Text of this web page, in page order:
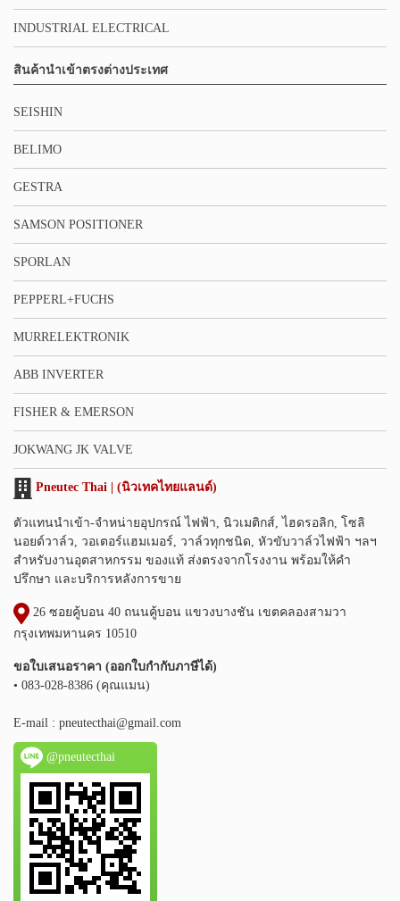
INDUSTRIAL ELECTRICAL
สินค้านำเข้าตรงต่างประเทศ
SEISHIN
BELIMO
GESTRA
SAMSON POSITIONER
SPORLAN
PEPPERL+FUCHS
MURRELEKTRONIK
ABB INVERTER
FISHER & EMERSON
JOKWANG JK VALVE
Pneutec Thai | (นิวเทคไทยแลนด์)
ตัวแทนนำเข้า-จำหน่ายอุปกรณ์ ไฟฟ้า, นิวเมติกส์, ไฮดรอลิก, โซลิ
นอยด์วาล์ว, วอเตอร์แฮมเมอร์, วาล์วทุกชนิด, หัวขับวาล์วไฟฟ้า ฯลฯ
สำหรับงานอุตสาหกรรม ของแท้ ส่งตรงจากโรงงาน พร้อมให้คำ
ปรึกษา และบริการหลังการขาย
26 ซอยคู้บอน 40 ถนนคู้บอน แขวงบางชัน เขตคลองสามวา
กรุงเทพมหานคร 10510
ขอใบเสนอราคา (ออกใบกำกับภาษีได้)
• 083-028-8386 (คุณแมน)
E-mail : pneutecthai@gmail.com
@pneutecthai